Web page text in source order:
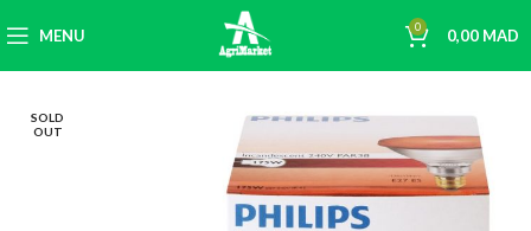
MENU 0 0,00 MAD
SOLD
OUT